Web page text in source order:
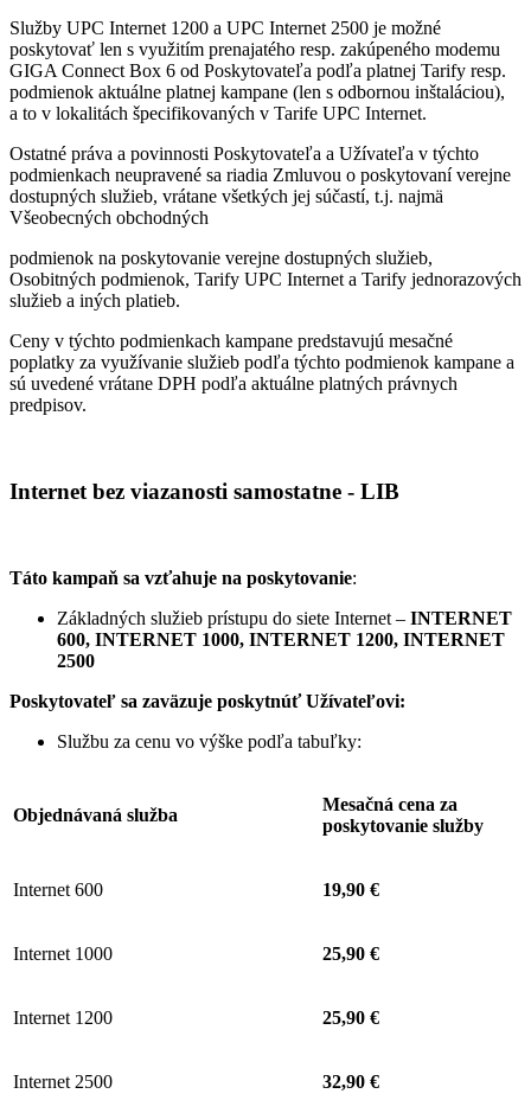
Služby UPC Internet 1200 a UPC Internet 2500 je možné
poskytovať len s využitím prenajatého resp. zakúpeného modemu
GIGA Connect Box 6 od Poskytovateľa podľa platnej Tarify resp.
podmienok aktuálne platnej kampane (len s odbornou inštaláciou),
a to v lokalitách špecifikovaných v Tarife UPC Internet.
Ostatné práva a povinnosti Poskytovateľa a Užívateľa v týchto
podmienkach neupravené sa riadia Zmluvou o poskytovaní verejne
dostupných služieb, vrátane všetkých jej súčastí, t.j. najmä
Všeobecných obchodných
podmienok na poskytovanie verejne dostupných služieb,
Osobitných podmienok, Tarify UPC Internet a Tarify jednorazových
služieb a iných platieb.
Ceny v týchto podmienkach kampane predstavujú mesačné
poplatky za využívanie služieb podľa týchto podmienok kampane a
sú uvedené vrátane DPH podľa aktuálne platných právnych
predpisov.
Internet bez viazanosti samostatne - LIB
Táto kampaň sa vzťahuje na poskytovanie:
Základných služieb prístupu do siete Internet – INTERNET
600, INTERNET 1000, INTERNET 1200, INTERNET
2500
Poskytovateľ sa zaväzuje poskytnúť Užívateľovi:
Službu za cenu vo výške podľa tabuľky:
Objednávaná služba
Mesačná cena za
poskytovanie služby
Internet 600 19,90 €
Internet 1000 25,90 €
Internet 1200 25,90 €
Internet 2500 32,90 €